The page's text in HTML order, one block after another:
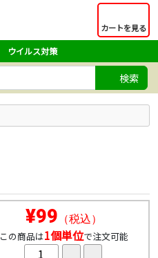
カートを見る
ウイルス対策
検索
¥99 （税込）
この商品は1個単位で注文可能